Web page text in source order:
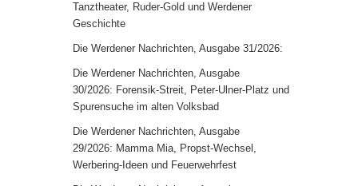
Tanztheater, Ruder-Gold und Werdener
Geschichte
Die Werdener Nachrichten, Ausgabe 31/2026:
Die Werdener Nachrichten, Ausgabe
30/2026: Forensik-Streit, Peter-Ulner-Platz und
Spurensuche im alten Volksbad
Die Werdener Nachrichten, Ausgabe
29/2026: Mamma Mia, Propst-Wechsel,
Werbering-Ideen und Feuerwehrfest